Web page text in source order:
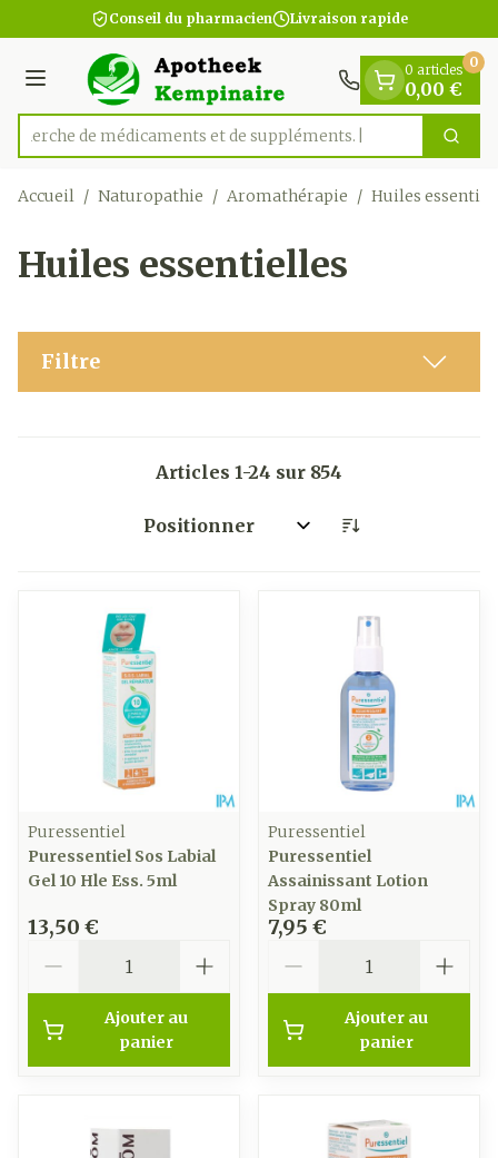
Aller au contenu
1 de 1
Conseil du pharmacien Livraison rapide
Menu
Rechercher
Recherche de médicaments
0 articles
0,00 €
0
Accueil / Naturopathie / Aromathérapie / Huiles
Huiles essentielles
Filtre
Articles 1-24 sur 854
Trier par:
Puressentiel
Puressentiel Sos Labial
Gel 10 Hle Ess. 5ml
13,50 €
Ajouter au
panier
Puressentiel
Puressentiel
Assainissant Lotion
Spray 80ml
7,95 €
Ajouter au
panier